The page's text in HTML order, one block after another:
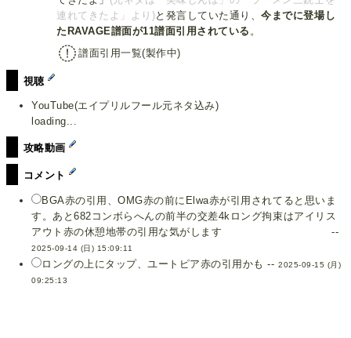
連れてきたよ」より)と発言していた通り、今までに登場し
たRAVAGE譜面が11譜面引用されている 。
譜面引用一覧(製作中)
視聴
YouTube(エイプリルフール元ネタ込み)
loading...
攻略動画
コメント
BGA赤の引用、OMG赤の前にElwa赤が引用されてると思いま
す。あと682コンボらへんの前半の交差4kロング拘束はアイリス
アウト赤の休憩地帯の引用な気がします --
2025-09-14 (日) 15:09:11
ロングの上にタップ、ユートピア赤の引用かも -- 2025-09-15 (月)
09:25:13